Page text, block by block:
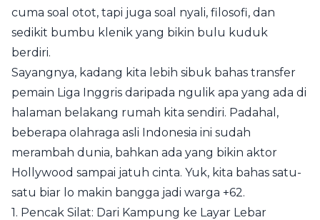
cuma soal otot, tapi juga soal nyali, filosofi, dan
sedikit bumbu klenik yang bikin bulu kuduk
berdiri.
Sayangnya, kadang kita lebih sibuk bahas transfer
pemain Liga Inggris daripada ngulik apa yang ada di
halaman belakang rumah kita sendiri. Padahal,
beberapa olahraga asli Indonesia ini sudah
merambah dunia, bahkan ada yang bikin aktor
Hollywood sampai jatuh cinta. Yuk, kita bahas satu-
satu biar lo makin bangga jadi warga +62.
1. Pencak Silat: Dari Kampung ke Layar Lebar